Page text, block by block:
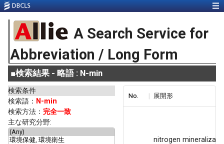
A Search Service for
Abbreviation / Long Form
■検索結果 - 略語 : N-min
検索条件
検索語： N-min
検索方法： 完全一致
主な研究分野:
No. 展開形
nitrogen